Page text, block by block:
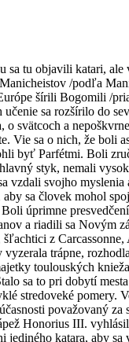
sa tu objavili katari,
/podľa
šírili Bogomili /
sa rozšírilo do
svätcoch a
Vie sa o nich, že boli
byť Parfétmi. Boli
styk, nemali
vzdali svojho
sa človek mohol
úprimne
a riadili sa Novým
z
vyzerala trápne,
toulouských
sa to pri dobytí
stredoveké pomery.
považovaný
Honorius III.
katara, aby